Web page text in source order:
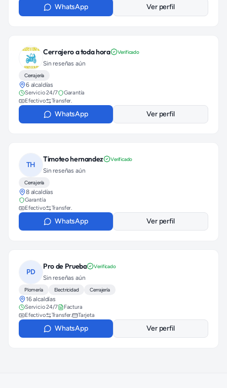
WhatsApp Ver perfil
Cerrajero a toda hora Verificado
Sin reseñas aún
Cerrajería
6 alcaldías
Servicio 24/7
Garantía
Efectivo
Transfer.
WhatsApp Ver perfil
TH
Timoteo hernandez Verificado
Sin reseñas aún
Cerrajería
8 alcaldías
Garantía
Efectivo
Transfer.
WhatsApp Ver perfil
PD
Pro de Prueba Verificado
Sin reseñas aún
Plomería Electricidad Cerrajería
16 alcaldías
Servicio 24/7
Factura
Efectivo
Transfer. Tarjeta
WhatsApp Ver perfil